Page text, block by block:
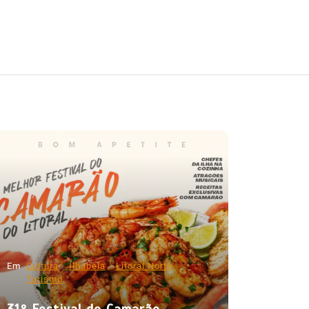
Em Cultura Ilhabela
Litoral Norte
Turismo